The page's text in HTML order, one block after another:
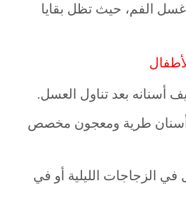
غسل الفم، حيث تظل بقايا
أسنانه بعد تناول العسل.
أسنان طرية ومعجون مخصص
الزجاجات الليلية أو في